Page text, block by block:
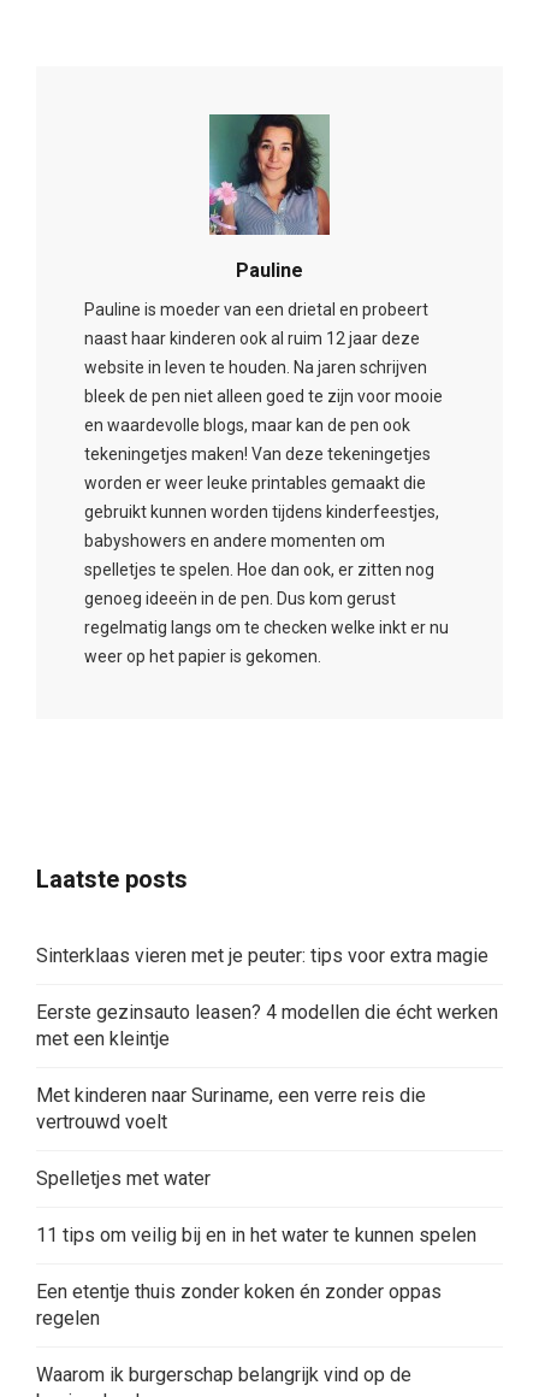
Pauline
Pauline is moeder van een drietal en probeert
naast haar kinderen ook al ruim 12 jaar deze
website in leven te houden. Na jaren schrijven
bleek de pen niet alleen goed te zijn voor mooie
en waardevolle blogs, maar kan de pen ook
tekeningetjes maken! Van deze tekeningetjes
worden er weer leuke printables gemaakt die
gebruikt kunnen worden tijdens kinderfeestjes,
babyshowers en andere momenten om
spelletjes te spelen. Hoe dan ook, er zitten nog
genoeg ideeën in de pen. Dus kom gerust
regelmatig langs om te checken welke inkt er nu
weer op het papier is gekomen.
Laatste posts
Sinterklaas vieren met je peuter: tips voor extra magie
Eerste gezinsauto leasen? 4 modellen die écht werken
met een kleintje
Met kinderen naar Suriname, een verre reis die
vertrouwd voelt
Spelletjes met water
11 tips om veilig bij en in het water te kunnen spelen
Een etentje thuis zonder koken én zonder oppas
regelen
Waarom ik burgerschap belangrijk vind op de